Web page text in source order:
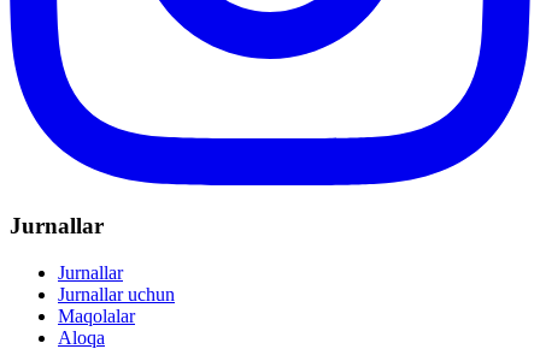
Jurnallar
Jurnallar
Jurnallar uchun
Maqolalar
Aloqa